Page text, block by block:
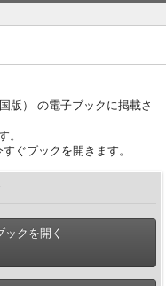
版） の電子ブックに掲載さ
。
ぐブックを開きます。
ックを開く